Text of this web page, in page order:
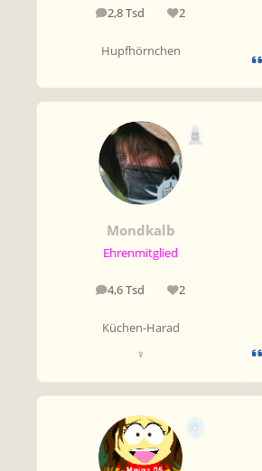
2,8 Tsd
Beiträge 2
Reputation
Hupfhörnchen
Mondkalb
Ehrenmitglied
4,6 Tsd
Beiträge 2
Reputation
Küchen-Harad
♀